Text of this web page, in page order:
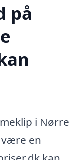
på
i Nørre
være en